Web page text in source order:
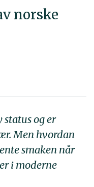
norske
og er
Men hvordan
smaken når
i moderne